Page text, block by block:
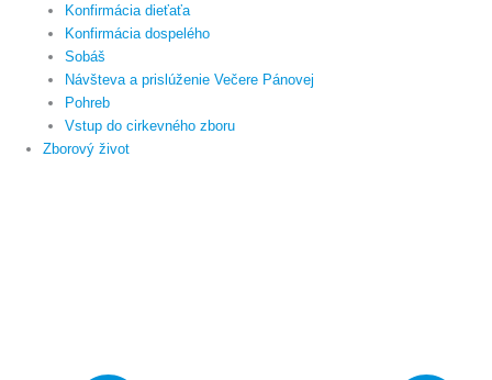
Konfirmácia dieťaťa
Konfirmácia dospelého
Sobáš
Návšteva a prislúženie Večere Pánovej
Pohreb
Vstup do cirkevného zboru
Zborový život